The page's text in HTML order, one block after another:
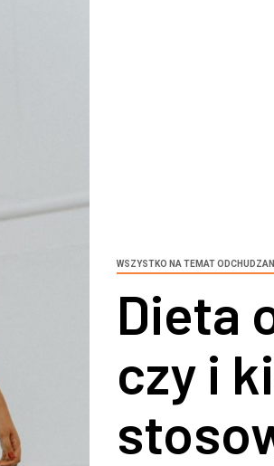
WSZYSTKO NA TEMAT
Dieta
czy i